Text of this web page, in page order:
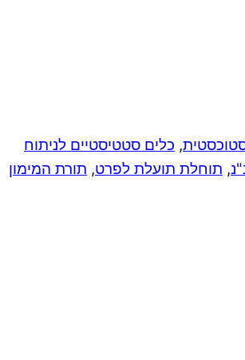
, כלים סטטיסטיים לניתוח
, תוחלת תועלת לפרט, תורת המימון